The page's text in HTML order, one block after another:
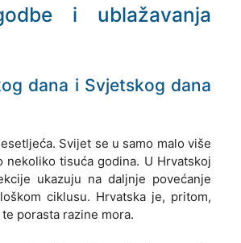
i ublažavanja
dana i Svjetskog dana
Svijet se u samo malo više
tisuća godina. U Hrvatskoj
ukazuju na daljnje povećanje
ciklusu. Hrvatska je, pritom,
porasta razine mora.